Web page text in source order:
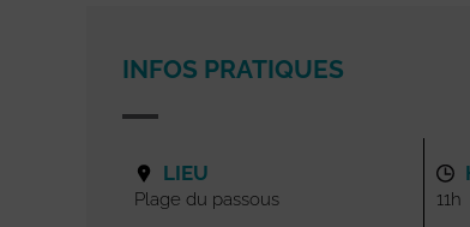
INFOS PRATIQUES
LIEU
Plage du passous 11h